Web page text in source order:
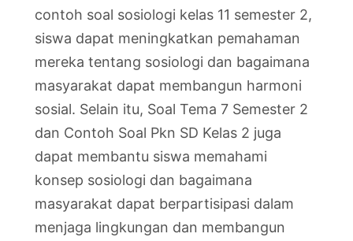
contoh soal sosiologi kelas 11 semester 2,
siswa dapat meningkatkan pemahaman
mereka tentang sosiologi dan bagaimana
masyarakat dapat membangun harmoni
sosial. Selain itu, Soal Tema 7 Semester 2
dan Contoh Soal Pkn SD Kelas 2 juga
dapat membantu siswa memahami
konsep sosiologi dan bagaimana
masyarakat dapat berpartisipasi dalam
menjaga lingkungan dan membangun